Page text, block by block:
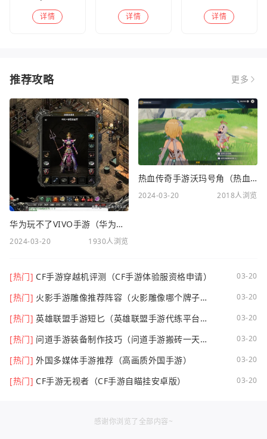
详情 详情 详情
推荐攻略 更多
华为玩不了VIVO手游（华为玩不了VIVO手游怎么办）
2024-03-20 1930人浏览
热血传奇手游沃玛号角（热血传奇沃玛装备隐藏属性）
2024-03-20 2018人浏览
[热门] CF手游穿越机评测（CF手游体验服资格申请） 03-20
[热门] 火影手游雕像推荐阵容（火影雕像哪个牌子
03-20
[热门] 英雄联盟手游短匕（英雄联盟手游代练平台哪
03-20
[热门] 问道手游装备制作技巧（问道手游搬砖一天可
03-20
[热门] 外国多媒体手游推荐（高画质外国手游） 03-20
[热门] CF手游无视者（CF手游自瞄挂安卓版） 03-20
感谢你浏览了全部内容~